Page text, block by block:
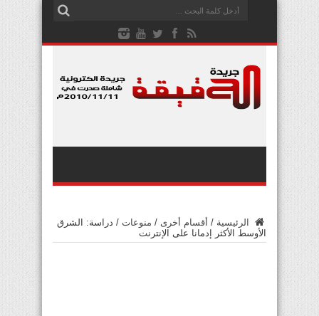
الرئيسية / أقسام أخرى / منوعات / دراسة: الشرق
الأوسط الأكثر إدمانا على الإنترنت